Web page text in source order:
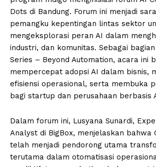
Dots di Bandung. Forum ini menjadi
pemangku kepentingan lintas sektor
mengeksplorasi peran AI dalam
industri, dan komunitas. Sebagai
Series – Beyond Automation, acara ini
mempercepat adopsi AI dalam bisnis,
efisiensi operasional, serta membuka
bagi startup dan perusahaan berbasis
Dalam forum ini, Lusyana Sunardi,
Analyst di BigBox, menjelaskan bahwa
telah menjadi pendorong utama
terutama dalam otomatisasi